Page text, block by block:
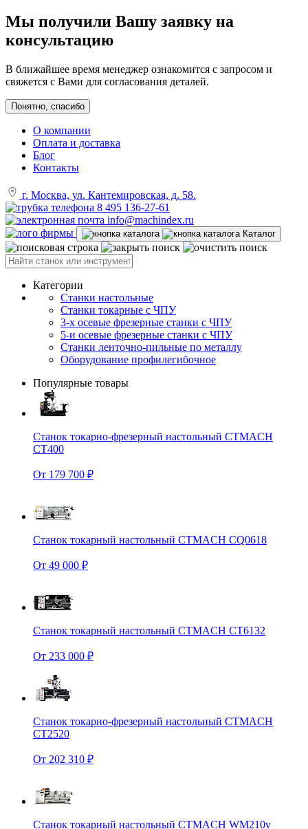
Мы получили Вашу заявку на
консультацию
В ближайшее время менеджер ознакомится с запросом и
свяжется с Вами для согласования деталей.
Понятно, спасибо
О компании
Оплата и доставка
Блог
Контакты
г. Москва, ул. Кантемировская, д. 58.
8 495 136-27-61
info@machindex.ru
Каталог
Категории
Станки настольные
Станки токарные с ЧПУ
3-х осевые фрезерные станки с ЧПУ
5-и осевые фрезерные станки с ЧПУ
Станки ленточно-пильные по металлу
Оборудование профилегибочное
Популярные товары
Станок токарно-фрезерный настольный CTMACH
CT400
От 179 700 ₽
Станок токарный настольный CTMACH CQ0618
От 49 000 ₽
Станок токарный настольный CTMACH CT6132
От 233 000 ₽
Станок токарно-фрезерный настольный CTMACH
CT2520
От 202 310 ₽
Станок токарный настольный CTMACH WM210v